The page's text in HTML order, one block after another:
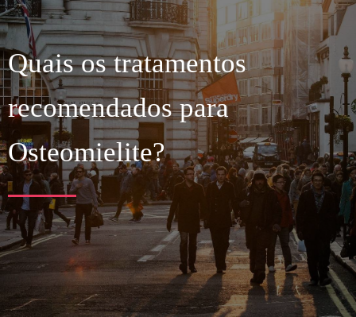
Quais ostratamentos
recomendados para
Osteomielite?